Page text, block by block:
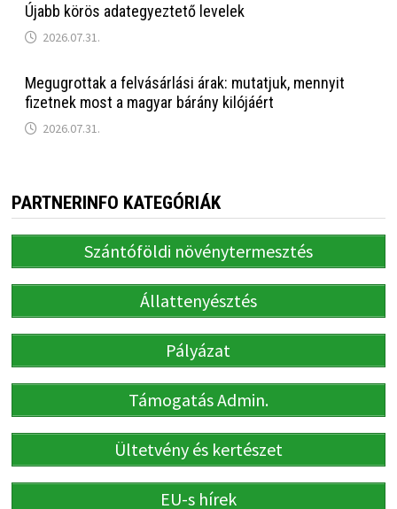
Újabb körös adategyeztető levelek
2026.07.31.
Megugrottak a felvásárlási árak: mutatjuk, mennyit
fizetnek most a magyar bárány kilójáért
2026.07.31.
PARTNERINFO KATEGÓRIÁK
Szántóföldi növénytermesztés
Állattenyésztés
Pályázat
Támogatás Admin.
Ültetvény és kertészet
EU-s hírek